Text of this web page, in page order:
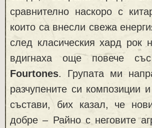
сравнително наскоро с
които са внесли свежа
след класическия хард рок
вдигнаха още повече
Fourtones. Групата ми
разчупените си
състави, бих казал, че
добре – Райно с неговите